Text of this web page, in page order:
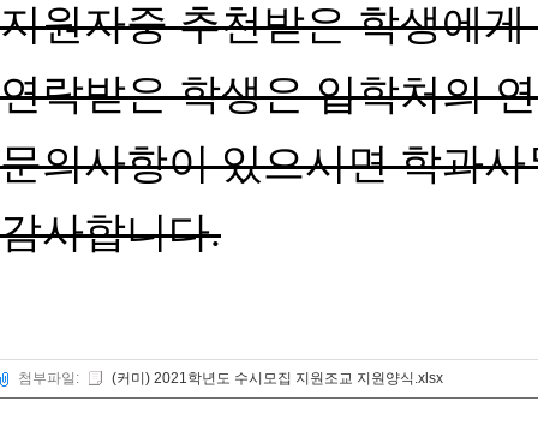
지원자중 추천받은 학생에
연락받은 학생은 입학처의
문의사항이 있으시면 학과
감사합니다.
첨부파일: (커미) 2021학년도 수시모집 지원조교 지원양식.xlsx